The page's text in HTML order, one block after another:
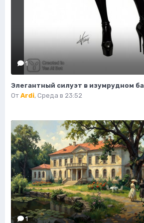
1
От Ardi, Среда в 23:52
1